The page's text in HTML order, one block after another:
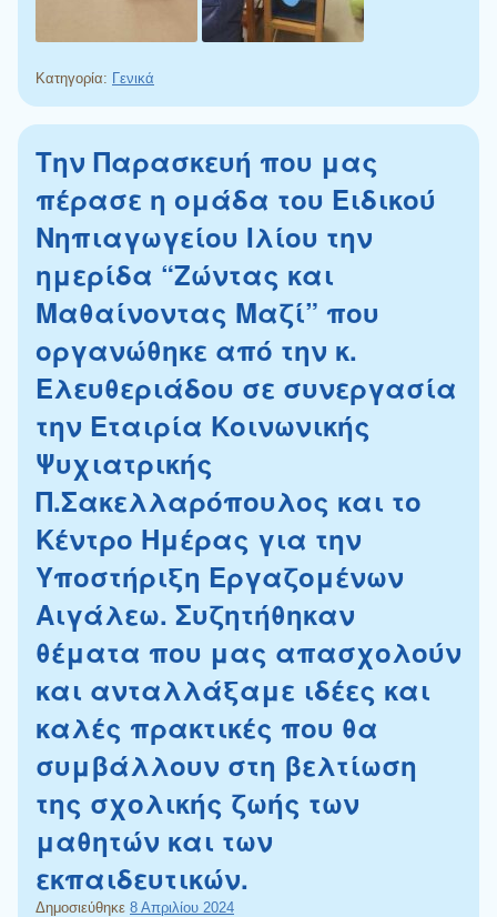
Κατηγορία: Γενικά
Την Παρασκευή που μας
πέρασε η ομάδα του Ειδικού
Νηπιαγωγείου Ιλίου την
ημερίδα “Ζώντας και
Μαθαίνοντας Μαζί” που
οργανώθηκε από την κ.
Ελευθεριάδου σε συνεργασία
την Εταιρία Κοινωνικής
Ψυχιατρικής
Π.Σακελλαρόπουλος και το
Κέντρο Ημέρας για την
Υποστήριξη Εργαζομένων
Αιγάλεω. Συζητήθηκαν
θέματα που μας απασχολούν
και ανταλλάξαμε ιδέες και
καλές πρακτικές που θα
συμβάλλουν στη βελτίωση
της σχολικής ζωής των
μαθητών και των
εκπαιδευτικών.
Δημοσιεύθηκε 8 Απριλίου 2024